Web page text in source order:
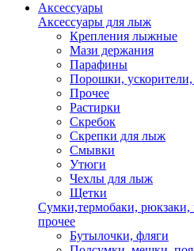
Аксессуары
Аксессуары для лыж
Крепления лыжные
Мази держания
Парафины
Порошки, ускорители,
Прочее
Растирки
Скребок
Скрепки для лыж
Смывки
Утюги
Чехлы для лыж
Щетки
Сумки,термобаки, рюкзаки,
прочее
Бутылочки, фляги